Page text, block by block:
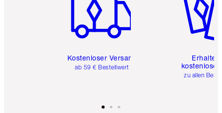
Kostenloser Versand
ab 59 € Bestellwert
Erhalte
kostenlose
zu allen